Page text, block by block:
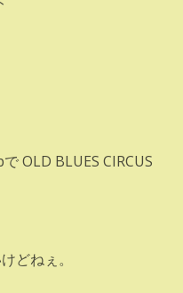
OLD BLUES CIRCUS
どねぇ。